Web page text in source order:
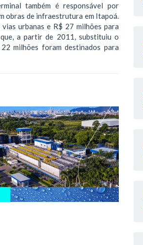
também é responsável por
obras de infraestrutura em Itapoá.
urbanas e R$ 27 milhões para
a partir de 2011, substituiu o
milhões foram destinados para